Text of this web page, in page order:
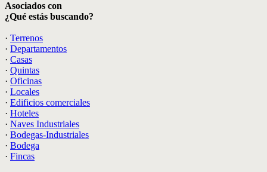
Asociados con
¿Qué estás buscando?
· Terrenos
· Departamentos
· Casas
· Quintas
· Oficinas
· Locales
· Edificios comerciales
· Hoteles
· Naves Industriales
· Bodegas-Industriales
· Bodega
· Fincas